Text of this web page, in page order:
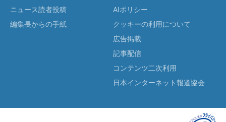
ニュース読者投稿
編集長からの手紙
AIポリシー
クッキーの利用について
広告掲載
記事配信
コンテンツ二次利用
日本インターネット報道協会